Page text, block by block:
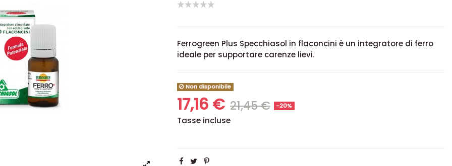
Ferrogreen Plus Specchiasol in flaconcini è un integratore di ferro
ideale per supportare carenze lievi.
Non disponibile
17,16 € 21,45 € -20%
Tasse incluse